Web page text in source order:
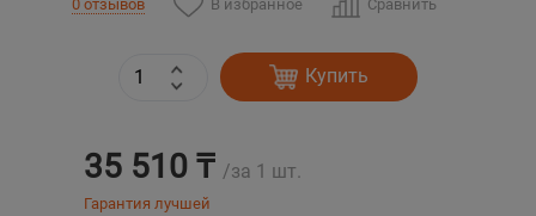
0 отзывов В избранное Сравнить
Купить
35 510 ₸ /за 1 шт.
Гарантия лучшей
Экибастуз